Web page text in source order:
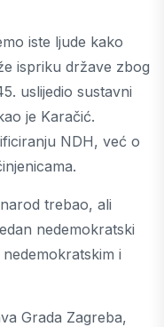
iste ljude kako
ispriku države zbog
uslijedio sustavni
je Karačić.
NDH, već o
trebao, ali
nedemokratski
i
Grada Zagreba,